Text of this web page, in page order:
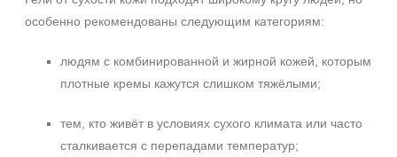
особенно рекомендованы следующим категориям:
людям с комбинированной и жирной кожей, которым
плотные кремы кажутся слишком тяжёлыми;
тем, кто живёт в условиях сухого климата или часто
сталкивается с перепадами температур;